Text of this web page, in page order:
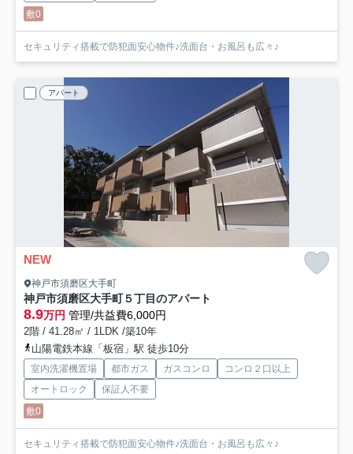
敷0
セキュリティ搭載で防犯面安心物件♪洗面台・お風呂も広々♪
アパート
NEW
神戸市須磨区大手町
神戸市須磨区大手町５丁目のアパート
8.9万円 管理/共益費6,000円
2階 / 41.28㎡ / 1LDK /築10年
山陽電鉄本線「板宿」駅 徒歩10分
室内洗濯機置場 都市ガス ガスコンロ
コンロ２口以上
オートロック
保証人不要
敷0
セキュリティ搭載で防犯面安心物件♪洗面台・お風呂も広々♪